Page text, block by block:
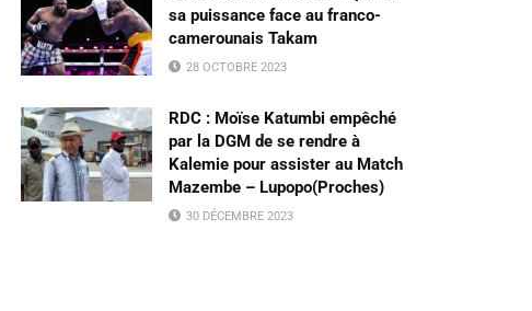
sa puissance face au franco-
camerounais Takam
28 OCTOBRE 2023
RDC : Moïse Katumbi empêché
par la DGM de se rendre à
Kalemie pour assister au Match
Mazembe – Lupopo(Proches)
30 DÉCEMBRE 2023